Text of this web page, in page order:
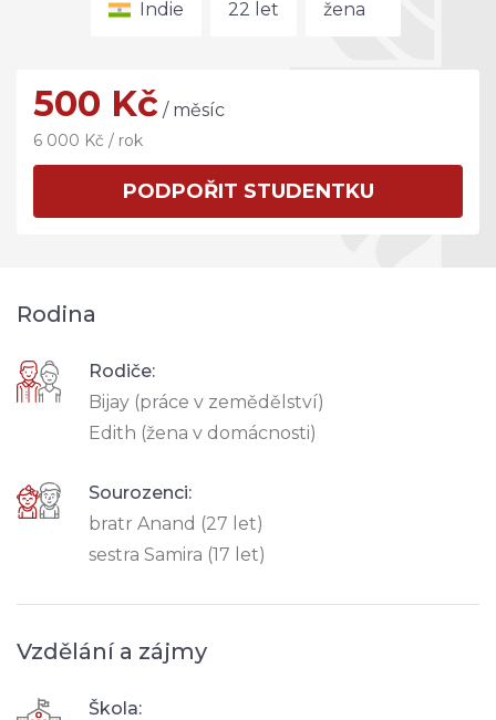
Indie 22 let žena
500 Kč / měsíc
6 000 Kč / rok
PODPOŘIT STUDENTKU
Rodina
Rodiče:
Bijay (práce v zemědělství)
Edith (žena v domácnosti)
Sourozenci:
bratr Anand (27 let)
sestra Samira (17 let)
Vzdělání a zájmy
Škola: